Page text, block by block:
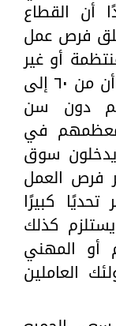
مؤكدًا أن القطاع
فرص عمل
أو غير
منتظمة. وأضاف السيد الرئيس أن من ٦٠ إلى
دون سن
معظمهم في
سوق
فرص العمل
كبيرًا
كذلك
أو المهني
العاملين